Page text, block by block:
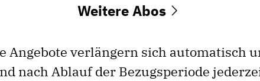
Weitere Abos
Angebote verlängern sich automatisch
nach Ablauf der Bezugsperiode